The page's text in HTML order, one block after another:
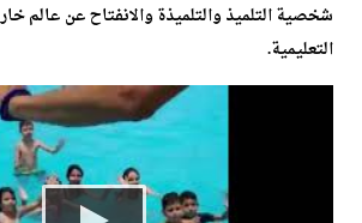
شخصية التلميذ والتلميذة والانفتاح عن عالم
التعليمية.